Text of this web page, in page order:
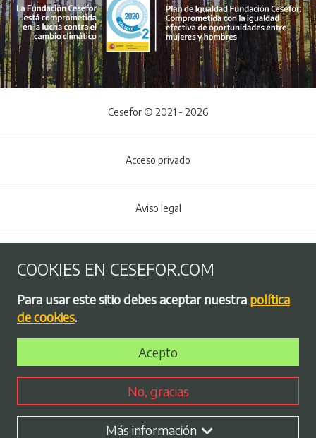
Menú del pie
Cesefor © 2021 - 2026
Acceso privado
Aviso legal
Política de privacidad
Bolsa de empleo
Perfil contratante
COOKIES EN CESEFOR.COM
Para usar este sitio debes aceptar nuestra política
de cookies.
Acepto
No, gracias
Más información